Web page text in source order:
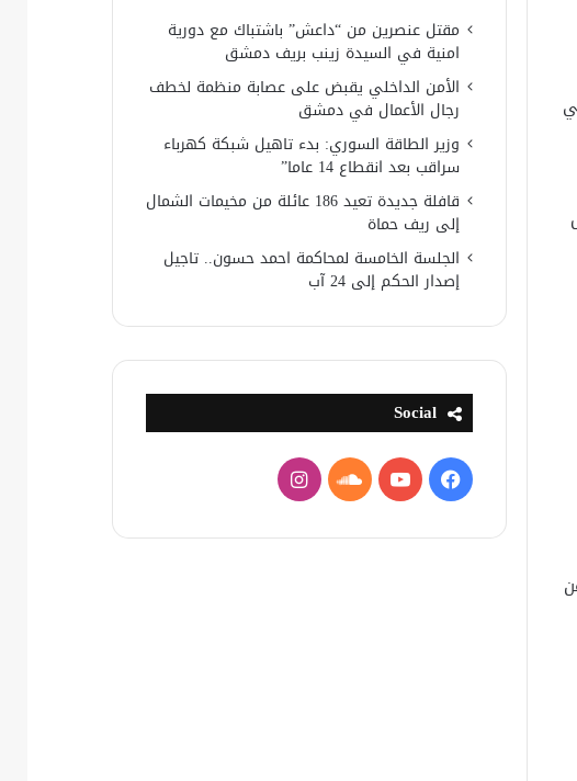
مقتل عنصرين من “داعش” باشتباك مع دورية
امنية في السيدة زينب بريف دمشق
الأمن الداخلي يقبض على عصابة منظمة لخطف
رجال الأعمال في دمشق
وزير الطاقة السوري: بدء تاهيل شبكة كهرباء
سراقب بعد انقطاع 14 عاما”
قافلة جديدة تعيد 186 عائلة من مخيمات الشمال
إلى ريف حماة
الجلسة الخامسة لمحاكمة احمد حسون.. تاجيل
إصدار الحكم إلى 24 آب
Social
فيسبوكيوتيوبساوندانستقرام